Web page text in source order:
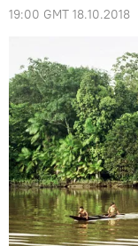
19:00 GMT 18.10.2018